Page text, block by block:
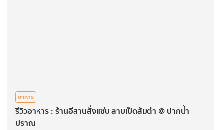
อาหาร
รีวิวอาหาร : ร้านอีสานสั่งแซ่บ ลาบเป็ดส้มตำ @ ปากน้ำ
ปราณ